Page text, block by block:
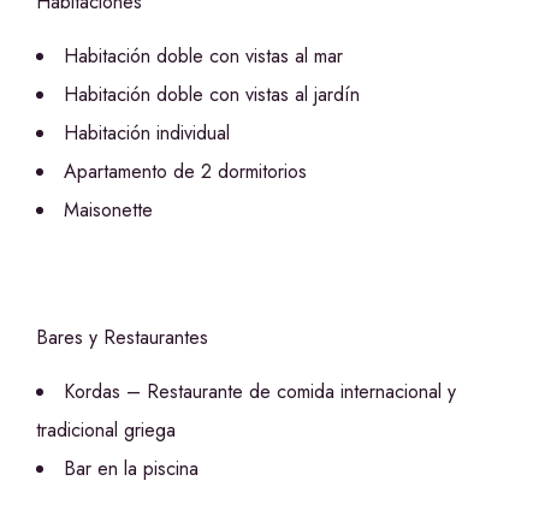
Habitación doble con vistas al mar
Habitación doble con vistas al jardín
Habitación individual
Apartamento de 2 dormitorios
Maisonette
Bares y Restaurantes
Kordas – Restaurante de comida internacional y
tradicional griega
Bar en la piscina